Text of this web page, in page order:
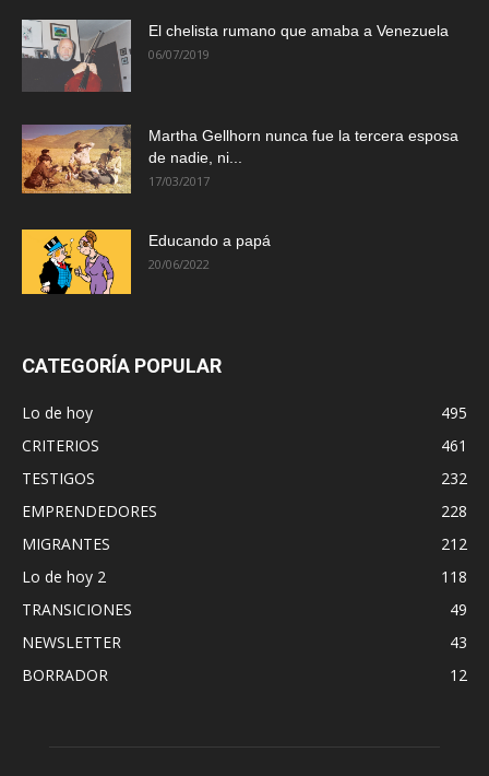
El chelista rumano que amaba a Venezuela
06/07/2019
Martha Gellhorn nunca fue la tercera esposa
de nadie, ni...
17/03/2017
Educando a papá
20/06/2022
CATEGORÍA POPULAR
Lo de hoy
495
CRITERIOS
461
TESTIGOS
232
EMPRENDEDORES
228
MIGRANTES
212
Lo de hoy 2
118
TRANSICIONES
49
NEWSLETTER
43
BORRADOR
12